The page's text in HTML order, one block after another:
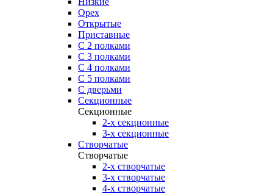
Орех
Открытые
Приставные
С 2 полками
С 3 полками
С 4 полками
С 5 полками
С дверьми
Секционные
Секционные
2-х секционные
3-х секционные
Створчатые
Створчатые
2-х створчатые
3-х створчатые
4-х створчатые